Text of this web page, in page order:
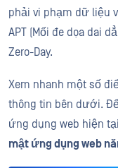
phải vi phạm dữ liệu
APT (Mối đe dọa dai
Zero-Day.
Xem nhanh một số
thông tin bên dưới.
ứng dụng web hiện
mật ứng dụng web